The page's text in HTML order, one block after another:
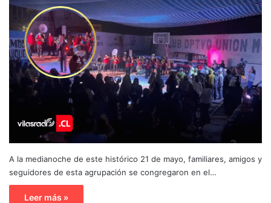
A la medianoche de este histórico 21 de mayo, familiares, amigos y
seguidores de esta agrupación se congregaron en el…
Leer más »